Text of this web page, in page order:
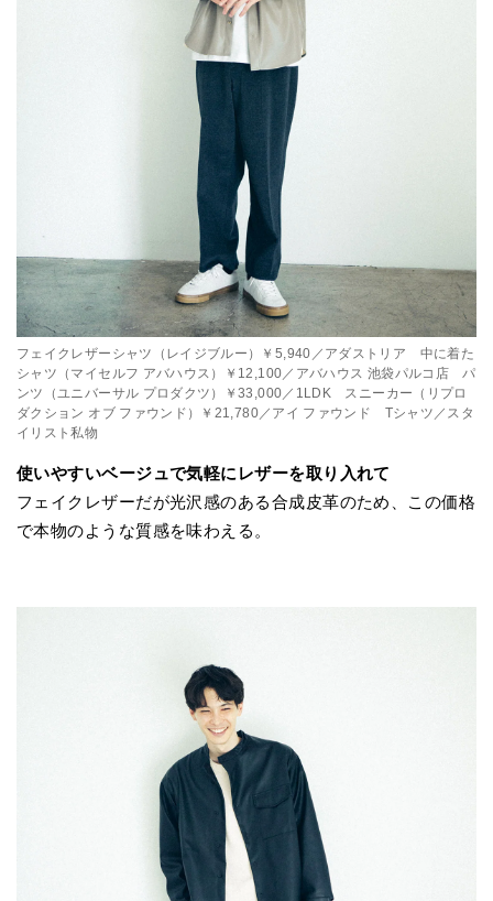
フェイクレザーシャツ（レイジブルー）￥5,940／アダストリア 中に着た
シャツ（マイセルフ アバハウス）￥12,100／アバハウス 池袋パルコ店 パ
ンツ（ユニバーサル プロダクツ）￥33,000／1LDK スニーカー（リプロ
ダクション オブ ファウンド）￥21,780／アイ ファウンド Tシャツ／スタ
イリスト私物
使いやすいベージュで気軽にレザーを取り入れて
フェイクレザーだが光沢感のある合成皮革のため、この価格
で本物のような質感を味わえる。